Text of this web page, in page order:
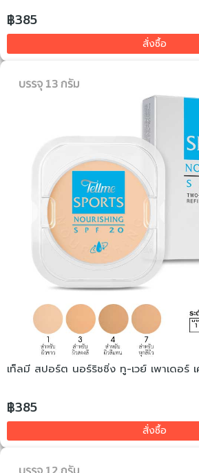
฿385
สั่งซื้อ
เท็ลมี สปอร์ต นอร์ริชชิ่ง ทู-เวย์ เพาเดอร์
฿385
สั่งซื้อ